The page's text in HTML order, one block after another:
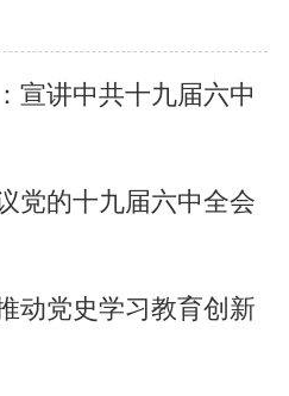
宣讲中共十九届六中
党的十九届六中全会
动党史学习教育创新